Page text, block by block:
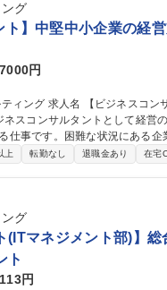
グ
ト】中堅中小企業の経
円
業の経営支援/コンサル
仕事です。困難な状況にある
上 転勤なし 退職金あり 在宅
グ
(ITマネジメント部)】
ト
円